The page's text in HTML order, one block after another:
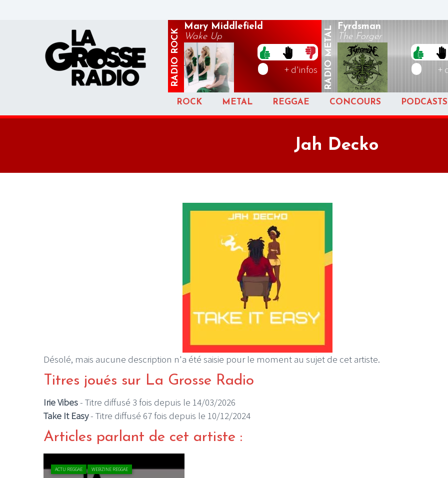
RADIO
ROCK
Mary Middlefield
Wake Up
+ d'infos RADIO
METAL Fyrdsman
The Forger
+
ROCK METAL REGGAE CONCOURS PODCASTS
Jah Decko
Désolé, mais aucune description n'a été saisie pour le moment au sujet de cet artiste.
Titres joués sur La Grosse Radio
Irie Vibes- Titre diffusé 3 fois depuis le 14/03/2026
Take It Easy- Titre diffusé 67 fois depuis le 10/12/2024
Articles parlant de cet artiste :
ACTU REGGAE WEBZINE REGGAE